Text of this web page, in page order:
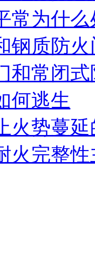
常为什
钢质防
和常闭
何逃生
火势蔓
火完整